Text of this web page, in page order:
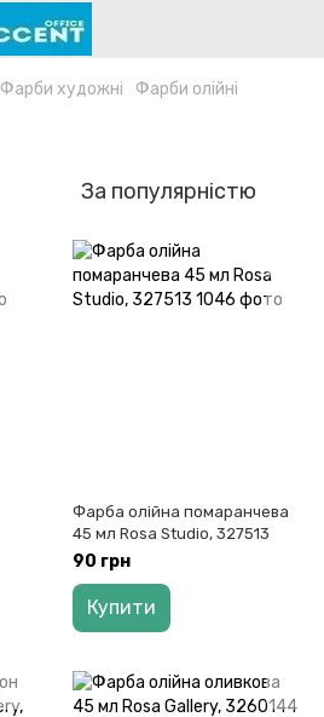
Фарби художні Фарби олійні
За популярністю
Фарба олійна помаранчева
45 мл Rosa Studio, 327513
90 грн
Купити